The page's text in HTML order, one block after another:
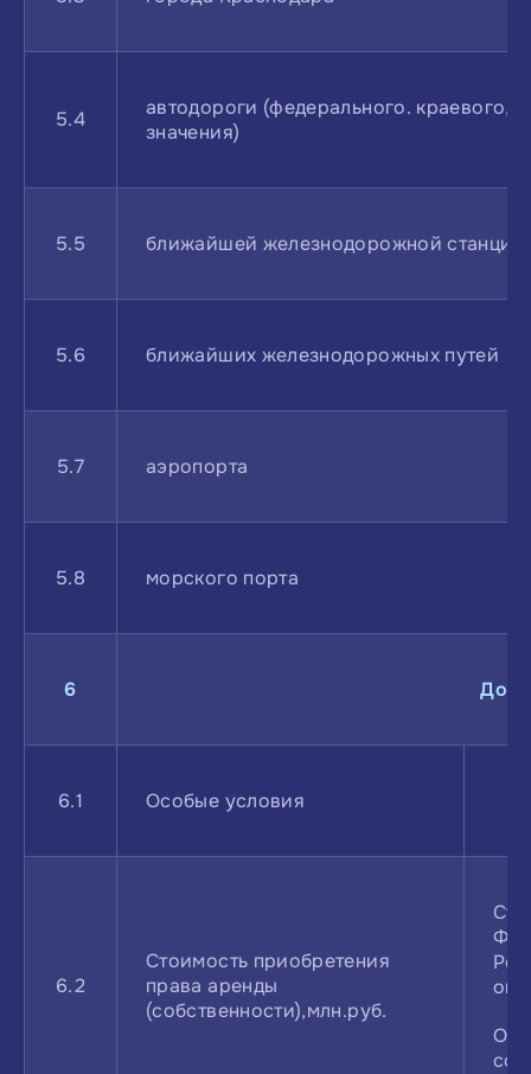
5.4
автодороги (федерального. краевого,
значения)
5.5 ближайшей железнодорожной станции
5.6 ближайших железнодорожных путей
5.7 аэропорта
5.8 морского порта
6
6.1 Особые условия
6.2
Стоимость приобретения
права аренды
(собственности),млн.руб.